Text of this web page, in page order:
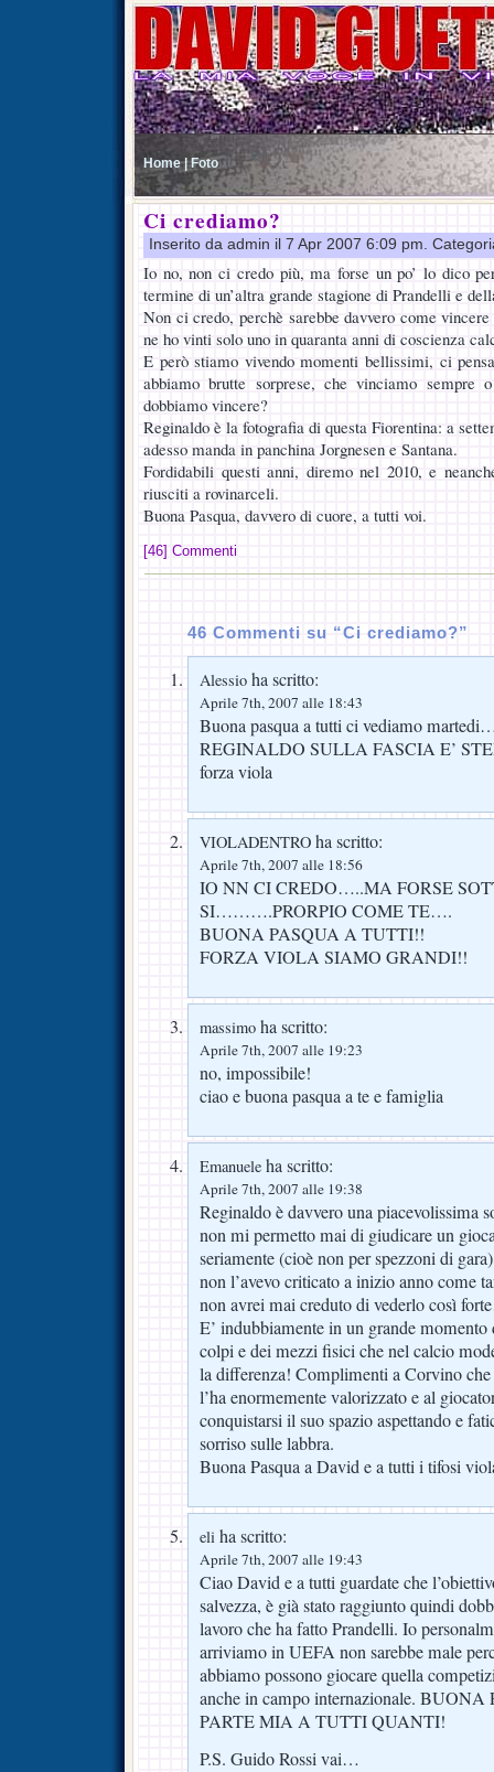
Home | Foto
Ci crediamo?
Inserito da admin il 7 Apr 2007 6:09 pm.
Io no, non ci credo più, ma forse un po’ lo dico
termine di un’altra grande stagione di Prandelli e
Non ci credo, perchè sarebbe davvero come
ne ho vinti solo uno in quaranta anni di coscienza
E però stiamo vivendo momenti bellissimi, ci
abbiamo brutte sorprese, che vinciamo sempre
dobbiamo vincere?
Reginaldo è la fotografia di questa Fiorentina: a
adesso manda in panchina Jorgnesen e Santana.
Fordidabili questi anni, diremo nel 2010, e
riusciti a rovinarceli.
Buona Pasqua, davvero di cuore, a tutti voi.
[46] Commenti
46 Commenti su “Ci crediamo?”
Alessio ha scritto:
Aprile 7th, 2007 alle 18:43
Buona pasqua a tutti ci vediamo
REGINALDO SULLA FASCIA E’
forza viola
VIOLADENTRO ha scritto:
Aprile 7th, 2007 alle 18:56
IO NN CI CREDO…..MA FORSE
SI……….PRORPIO COME TE….
BUONA PASQUA A TUTTI!!
FORZA VIOLA SIAMO GRANDI!!
massimo ha scritto:
Aprile 7th, 2007 alle 19:23
no, impossibile!
ciao e buona pasqua a te e famiglia
Emanuele ha scritto:
Aprile 7th, 2007 alle 19:38
Reginaldo è davvero una piacevolissima
non mi permetto mai di giudicare un
seriamente (cioè non per spezzoni di
non l’avevo criticato a inizio anno come
non avrei mai creduto di vederlo così
E’ indubbiamente in un grande
colpi e dei mezzi fisici che nel calcio
la differenza! Complimenti a Corvino che
l’ha enormemente valorizzato e al
conquistarsi il suo spazio aspettando e
sorriso sulle labbra.
Buona Pasqua a David e a tutti i tifosi
eli ha scritto:
Aprile 7th, 2007 alle 19:43
Ciao David e a tutti guardate che
salvezza, è già stato raggiunto quindi
lavoro che ha fatto Prandelli. Io
arriviamo in UEFA non sarebbe male
abbiamo possono giocare quella
anche in campo internazionale.
PARTE MIA A TUTTI QUANTI!
P.S. Guido Rossi vai…